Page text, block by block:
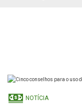
NOTÍCIA